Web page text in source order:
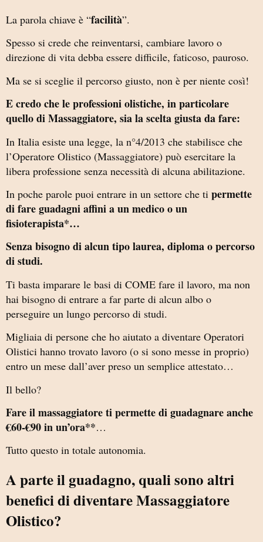
La parola chiave è “facilità”.
Spesso si crede che reinventarsi, cambiare lavoro o
direzione di vita debba essere difficile, faticoso, pauroso.
Ma se si sceglie il percorso giusto, non è per niente così!
E credo che le professioni olistiche, in particolare
quello di Massaggiatore, sia la scelta giusta da fare:
In Italia esiste una legge, la n°4/2013 che stabilisce che
l’Operatore Olistico (Massaggiatore) può esercitare la
libera professione senza necessità di alcuna abilitazione.
In poche parole puoi entrare in un settore che ti permette
di fare guadagni affini a un medico o un
fisioterapista*…
Senza bisogno di alcun tipo laurea, diploma o percorso
di studi.
Ti basta imparare le basi di COME fare il lavoro, ma non
hai bisogno di entrare a far parte di alcun albo o
perseguire un lungo percorso di studi.
Migliaia di persone che ho aiutato a diventare Operatori
Olistici hanno trovato lavoro (o si sono messe in proprio)
entro un mese dall’aver preso un semplice attestato…
Il bello?
Fare il massaggiatore ti permette di guadagnare anche
€60-€90 in un’ora**…
Tutto questo in totale autonomia.
A parte il guadagno, quali sono altri
benefici di diventare Massaggiatore
Olistico?